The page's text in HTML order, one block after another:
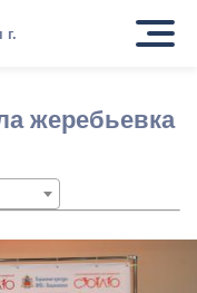
г.
жеребьевка